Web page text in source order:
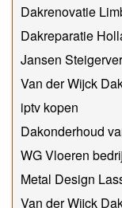
Dakrenovatie
Dakreparatie
Jansen
Van der Wijck
iptv kopen
Dakonderhoud
WG Vloeren
Metal Design
Van der Wijck